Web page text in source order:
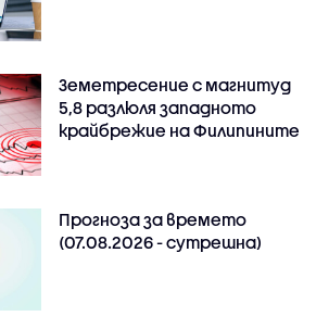
Земетресение с магнитуд
5,8 разлюля западното
крайбрежие на Филипините
Прогноза за времето
(07.08.2026 - сутрешна)